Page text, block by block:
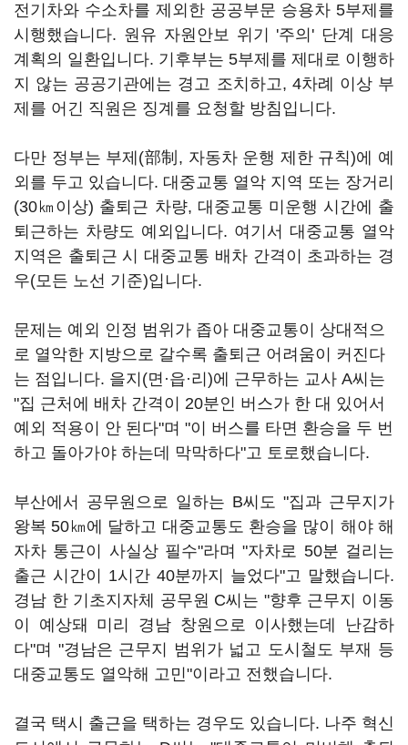
전기차와 수소차를 제외한 공공부문 승용차 5부제를
시행했습니다. 원유 자원안보 위기 '주의' 단계 대응
계획의 일환입니다. 기후부는 5부제를 제대로 이행하
지 않는 공공기관에는 경고 조치하고, 4차례 이상 부
제를 어긴 직원은 징계를 요청할 방침입니다.
다만 정부는 부제(部制, 자동차 운행 제한 규칙)에 예
외를 두고 있습니다. 대중교통 열악 지역 또는 장거리
(30㎞이상) 출퇴근 차량, 대중교통 미운행 시간에 출
퇴근하는 차량도 예외입니다. 여기서 대중교통 열악
지역은 출퇴근 시 대중교통 배차 간격이 초과하는 경
우(모든 노선 기준)입니다.
문제는 예외 인정 범위가 좁아 대중교통이 상대적으
로 열악한 지방으로 갈수록 출퇴근 어려움이 커진다
는 점입니다. 을지(면·읍·리)에 근무하는 교사 A씨는
"집 근처에 배차 간격이 20분인 버스가 한 대 있어서
예외 적용이 안 된다"며 "이 버스를 타면 환승을 두 번
하고 돌아가야 하는데 막막하다"고 토로했습니다.
부산에서 공무원으로 일하는 B씨도 "집과 근무지가
왕복 50㎞에 달하고 대중교통도 환승을 많이 해야 해
자차 통근이 사실상 필수"라며 "자차로 50분 걸리는
출근 시간이 1시간 40분까지 늘었다"고 말했습니다.
경남 한 기초지자체 공무원 C씨는 "향후 근무지 이동
이 예상돼 미리 경남 창원으로 이사했는데 난감하
다"며 "경남은 근무지 범위가 넓고 도시철도 부재 등
대중교통도 열악해 고민"이라고 전했습니다.
결국 택시 출근을 택하는 경우도 있습니다. 나주 혁신